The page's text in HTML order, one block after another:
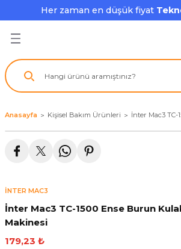
Her zaman en düşük fiyat
Geri Dön
Geri Dön
ve Ekipmanları
- Çoğaltıcı
Geri Dön
Çevre Birimleri
Geri Dön
Geri Dön
Geri Dön
Geri Dön
Aksesuarları
Anasayfa Kişisel Bakım Ürünleri İnter Mac3
İNTER MAC3
İnter Mac3 TC-1500 Ense Burun
Makinesi
179,23 ₺